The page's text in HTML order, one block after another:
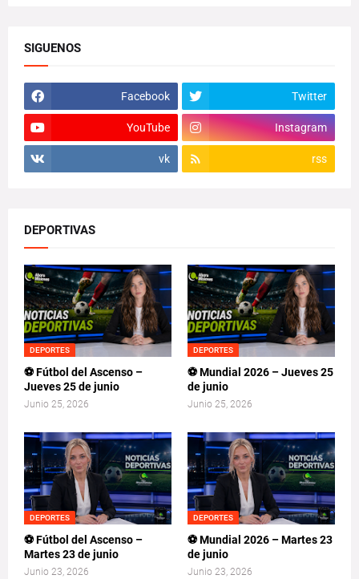
SIGUENOS
Facebook Twitter
YouTube Instagram
vk rss
DEPORTIVAS
DEPORTES
⚽ Fútbol del Ascenso –
Jueves 25 de junio
Junio 25, 2026
DEPORTES
⚽ Mundial 2026 – Jueves 25
de junio
Junio 25, 2026
DEPORTES
⚽ Fútbol del Ascenso –
Martes 23 de junio
Junio 23, 2026
DEPORTES
⚽ Mundial 2026 – Martes 23
de junio
Junio 23, 2026